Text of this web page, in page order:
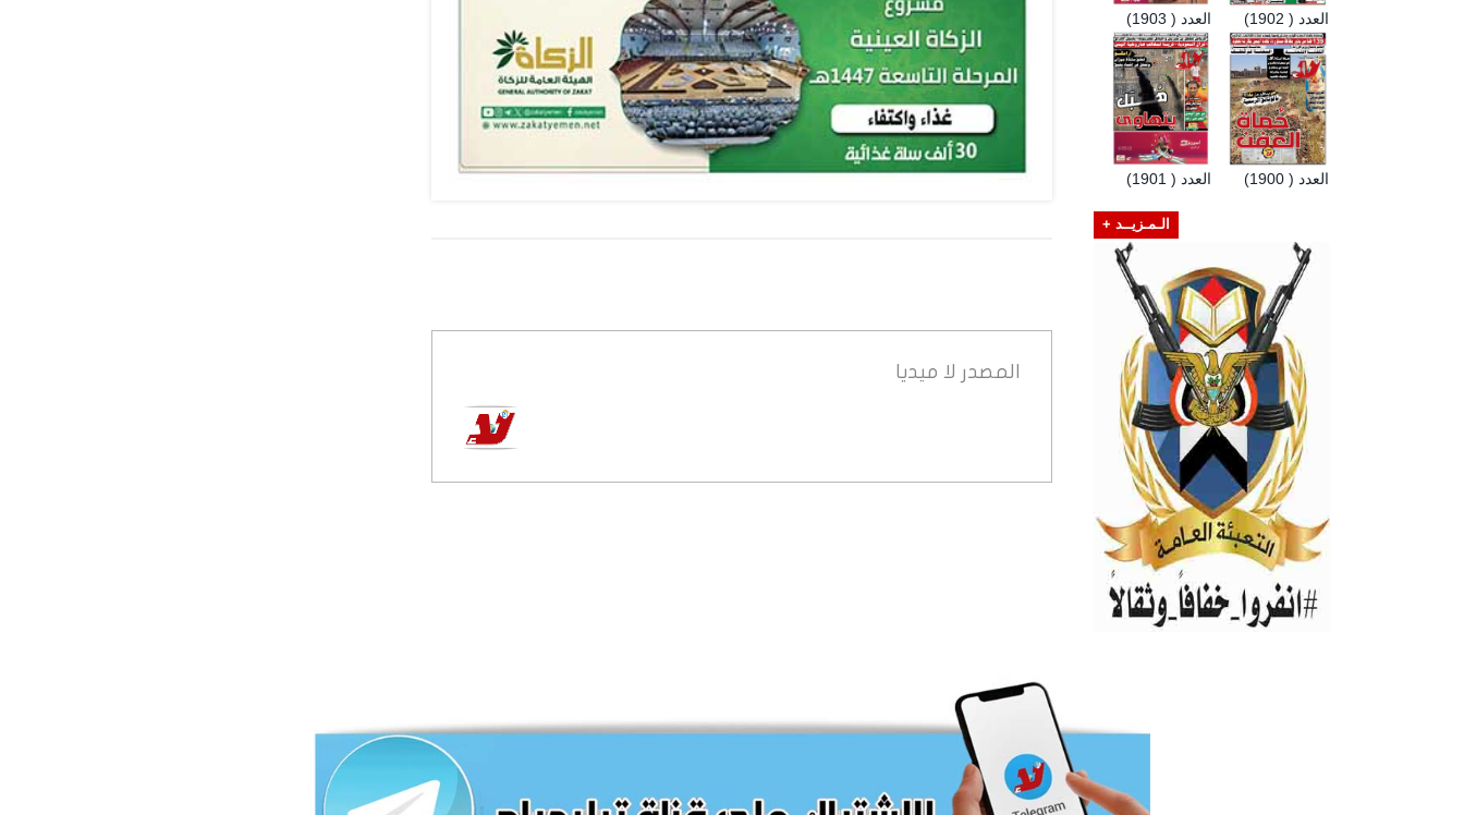
المصدر لا ميديا
العدد ( 1903) العدد ( 1902)
العدد ( 1901) العدد ( 1900)
الـمـزيــد +